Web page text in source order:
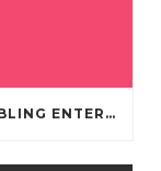
BETTER TOTALLY FREE SPINS GAMBLING ENTERPRISES 2024